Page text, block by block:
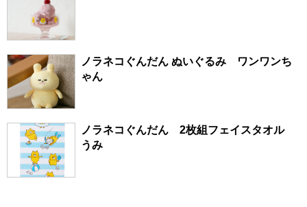
ノラネコぐんだん ぬいぐるみ ワンワンち
ゃん
ノラネコぐんだん 2枚組フェイスタオル
うみ